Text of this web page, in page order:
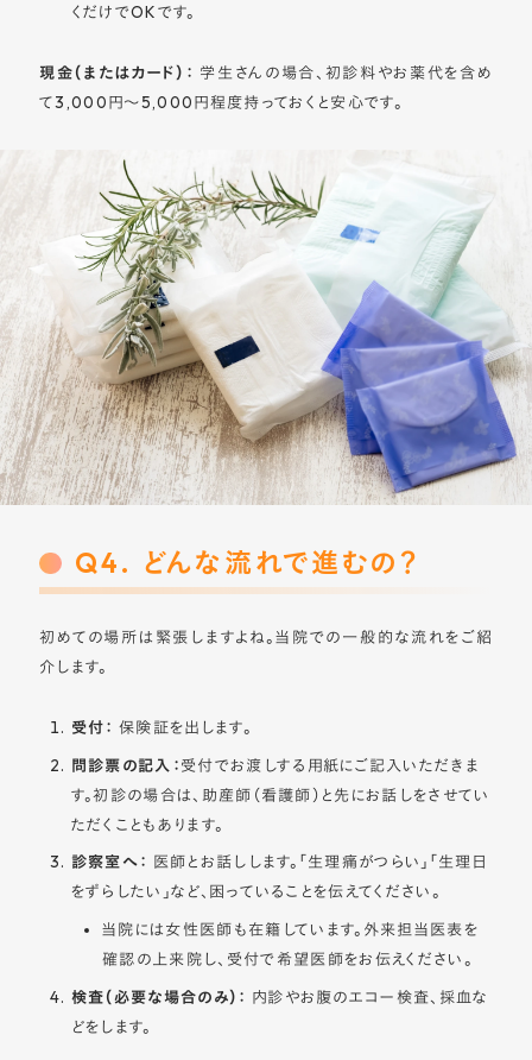
くだけでOKです。
現金（またはカード）： 学生さんの場合、初診料やお薬代を含め
て3,000円〜5,000円程度持っておくと安心です。
Q4. どんな流れで進むの？
初めての場所は緊張しますよね。当院での一般的な流れをご紹
介します。
受付： 保険証を出します。
問診票の記入：受付でお渡しする用紙にご記入いただきま
す。初診の場合は、助産師（看護師）と先にお話しをさせてい
ただくこともあります。
診察室へ： 医師とお話しします。「生理痛がつらい」「生理日
をずらしたい」など、困っていることを伝えてください。
当院には女性医師も在籍しています。外来担当医表を
確認の上来院し、受付で希望医師をお伝えください。
検査（必要な場合のみ）： 内診やお腹のエコー検査、採血な
どをします。